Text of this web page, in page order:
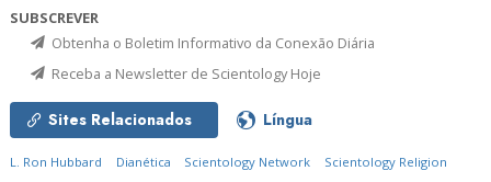
SUBSCREVER
Obtenha o Boletim Informativo da Conexão Diária
Receba a Newsletter de Scientology Hoje
Sites Relacionados Língua
L. Ron Hubbard Dianética Scientology Network
Scientology Religion